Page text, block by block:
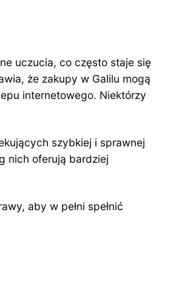
uczucia, co często staje się
że zakupy w Galilu mogą
internetowego. Niektórzy
szybkiej i sprawnej
nich oferują bardziej
aby w pełni spełnić